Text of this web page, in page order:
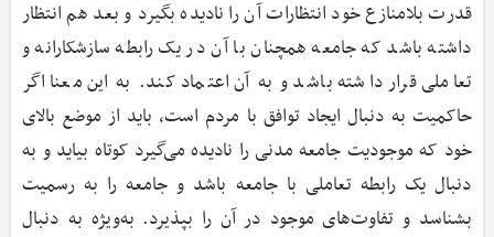
قدرت بلامنازع خود انتظارات آن را نادیده بگیرد و بعد هم انتظار
داشته باشد که جامعه همچنان با آن در یک رابطه سازشکارانه و
تعاملی قرار داشته باشد و به آن اعتماد کند. به این معنا اگر
حاکمیت به دنبال ایجاد توافق با مردم است، باید از موضع بالای
خود که موجودیت جامعه مدنی را نادیده می‌گیرد کوتاه بیاید و به
دنبال یک رابطه تعاملی با جامعه باشد و جامعه را به رسمیت
بشناسد و تفاوت‌های موجود در آن را بپذیرد. به‌ویژه به دنبال